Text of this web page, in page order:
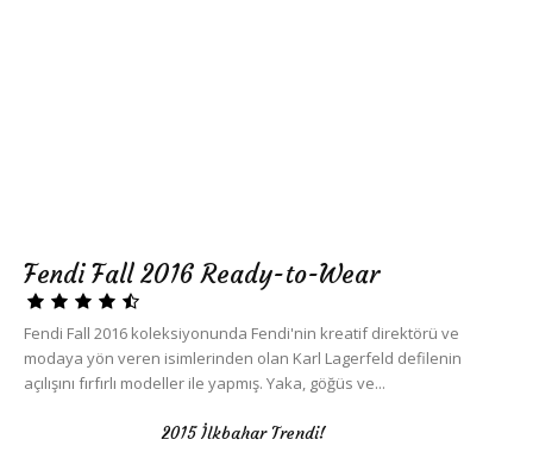
Fendi Fall 2016 Ready-to-Wear
Fendi Fall 2016 koleksiyonunda Fendi'nin kreatif direktörü ve
modaya yön veren isimlerinden olan Karl Lagerfeld defilenin
açılışını fırfırlı modeller ile yapmış. Yaka, göğüs ve...
2015 İlkbahar Trendi!